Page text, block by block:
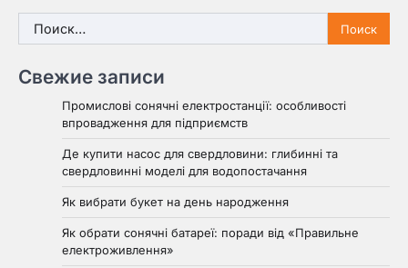
Найти:
Свежие записи
Промислові сонячні електростанції: особливості
впровадження для підприємств
Де купити насос для свердловини: глибинні та
свердловинні моделі для водопостачання
Як вибрати букет на день народження
Як обрати сонячні батареї: поради від «Правильне
електроживлення»